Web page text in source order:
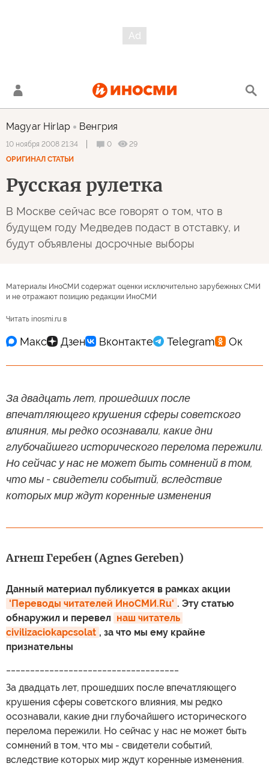
Magyar Hirlap Венгрия
10 ноября 2008 21:34 0
29
ОРИГИНАЛ СТАТЬИ
Русская рулетка
В Москве сейчас все говорят о том, что в
будущем году Медведев подаст в отставку, и
будут объявлены досрочные выборы
Материалы ИноСМИ содержат оценки исключительно зарубежных СМИ
и не отражают позицию редакции ИноСМИ
Читать inosmi.ru в
За двадцать лет, прошедших после
впечатляющего крушения сферы советского
влияния, мы редко осознавали, какие дни
глубочайшего исторического перелома пережили.
Но сейчас у нас не может быть сомнений в том,
что мы - свидетели событий, вследствие
которых мир ждут коренные изменения
Агнеш Геребен (Agnes Gereben)
Данный материал публикуется в рамках акции
'Переводы читателей ИноСМИ.Ru' . Эту статью
обнаружил и перевел наш читатель
civilizaciokapcsolat , за что мы ему крайне
признательны
За двадцать лет, прошедших после впечатляющего
крушения сферы советского влияния, мы редко
осознавали, какие дни глубочайшего исторического
перелома пережили. Но сейчас у нас не может быть
сомнений в том, что мы - свидетели событий,
вследствие которых мир ждут коренные изменения.